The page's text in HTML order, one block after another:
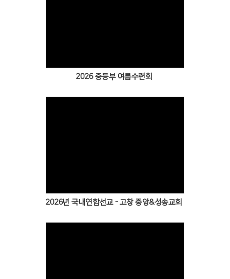
2026 중등부 여름수련회
2026년 국내연합선교 - 고창 중앙&성송교회